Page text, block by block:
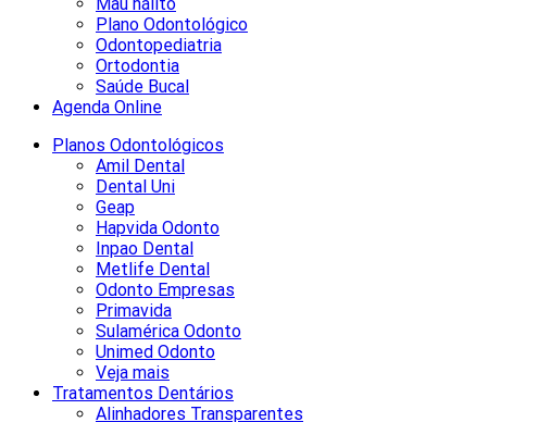
Plano Odontológico
Odontopediatria
Ortodontia
Saúde Bucal
Agenda Online
Planos Odontológicos
Amil Dental
Dental Uni
Geap
Hapvida Odonto
Inpao Dental
Metlife Dental
Odonto Empresas
Primavida
Sulamérica Odonto
Unimed Odonto
Veja mais
Tratamentos Dentários
Alinhadores Transparentes